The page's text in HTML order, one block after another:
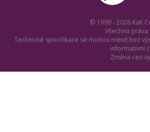
© 1999 - 2026 KaK
Všechna práva
Technické specifikace se mohou měnit bez
informativní
Změna cen